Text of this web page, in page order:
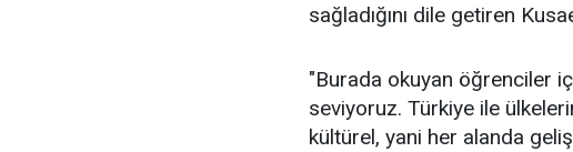
sağladığını dile getiren
"Burada okuyan öğrenciler
seviyoruz. Türkiye ile
kültürel, yani her alanda